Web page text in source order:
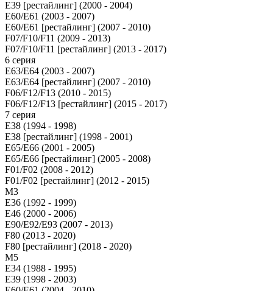
E39 [рестайлинг] (2000 - 2004)
E60/E61 (2003 - 2007)
E60/E61 [рестайлинг] (2007 - 2010)
F07/F10/F11 (2009 - 2013)
F07/F10/F11 [рестайлинг] (2013 - 2017)
6 серия
E63/E64 (2003 - 2007)
E63/E64 [рестайлинг] (2007 - 2010)
F06/F12/F13 (2010 - 2015)
F06/F12/F13 [рестайлинг] (2015 - 2017)
7 серия
E38 (1994 - 1998)
E38 [рестайлинг] (1998 - 2001)
E65/E66 (2001 - 2005)
E65/E66 [рестайлинг] (2005 - 2008)
F01/F02 (2008 - 2012)
F01/F02 [рестайлинг] (2012 - 2015)
M3
E36 (1992 - 1999)
E46 (2000 - 2006)
E90/E92/E93 (2007 - 2013)
F80 (2013 - 2020)
F80 [рестайлинг] (2018 - 2020)
М5
E34 (1988 - 1995)
E39 (1998 - 2003)